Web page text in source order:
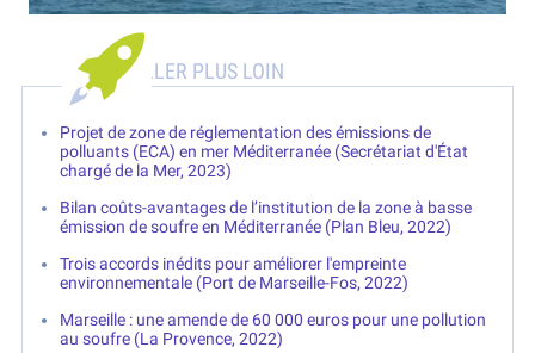
Projet de zone de réglementation des émissions de
polluants (ECA) en mer Méditerranée (Secrétariat d'État
chargé de la Mer, 2023)
Bilan coûts-avantages de l’institution de la zone à basse
émission de soufre en Méditerranée (Plan Bleu, 2022)
Trois accords inédits pour améliorer l'empreinte
environnementale (Port de Marseille-Fos, 2022)
Marseille : une amende de 60 000 euros pour une pollution
au soufre (La Provence, 2022)